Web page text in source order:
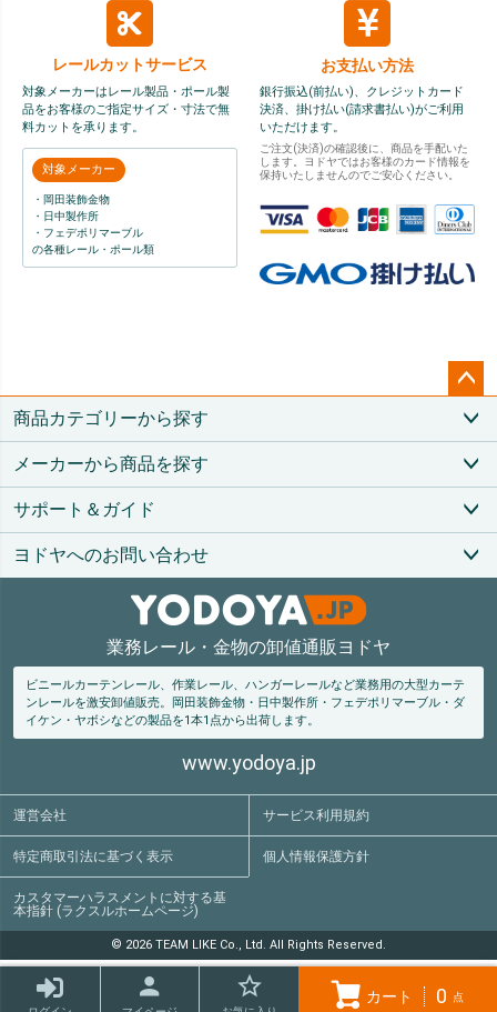
カート 0 点
レールカットサービス
対象メーカーはレール製品・ポール製
品をお客様のご指定サイズ・寸法で無
料カットを承ります。
対象メーカー
・岡田装飾金物
・日中製作所
・フェデポリマーブル
の各種レール・ポール類
お支払い方法
銀行振込(前払い)、クレジットカード
決済、掛け払い(請求書払い)がご利用
いただけます。
ご注文(決済)の確認後に、商品を手配いた
します。ヨドヤではお客様のカード情報を
保持いたしませんのでご安心ください。
ペー
ップ
商品カテゴリーから探す
メーカーから商品を探す
サポート＆ガイド
ヨドヤへのお問い合わせ
業務レール・金物の卸値通販ヨドヤ
ビニールカーテンレール、作業レール、ハンガーレールなど業務用の大型カーテ
ンレールを激安卸値販売。
岡田装飾金物・日中製作所・フェデポリマーブル・ダ
イケン・ヤボシなどの製品を1本1点から出荷します。
www.yodoya.jp
運営会社 サービス利用規約
特定商取引法に基づく表示 個人情報保護方針
カスタマーハラスメントに対する基
本指針 (ラクスルホームページ)
© 2026 TEAM LIKE Co., Ltd. All Rights Reserved.